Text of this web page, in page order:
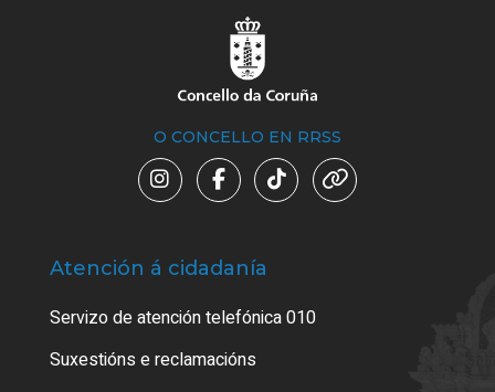
O CONCELLO EN RRSS
Atención á cidadanía
Servizo de atención telefónica 010
Suxestións e reclamacións